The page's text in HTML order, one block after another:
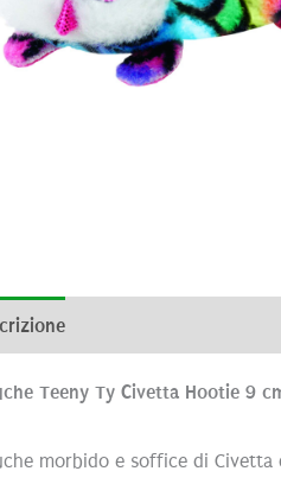
Teeny Ty Civetta Hootie 9
morbido e soffice di Civetta